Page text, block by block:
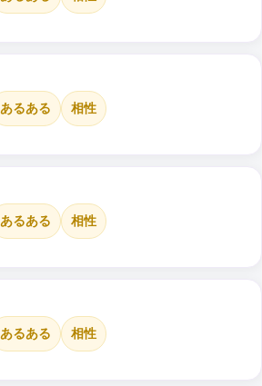
あるある 相性
あるある 相性
あるある 相性